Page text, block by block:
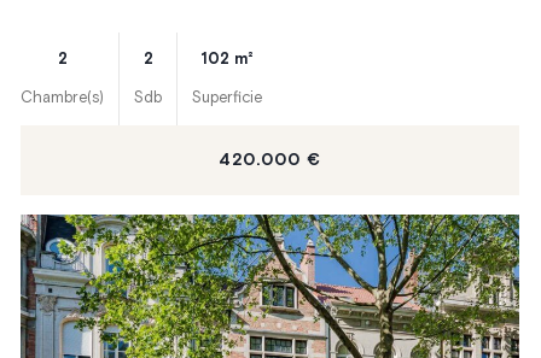
2
Chambre(s)
2
Sdb
102 m²
Superficie
420.000 €